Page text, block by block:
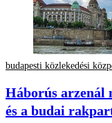
budapesti közlekedési
Háborús arzenál
és a budai